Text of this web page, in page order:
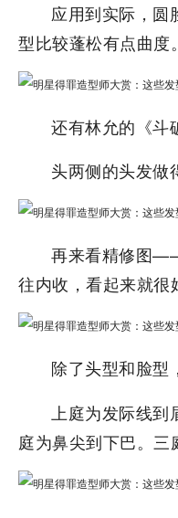
应用到实际，圆
型比较蓬松有点曲度。
还有林允的《斗
头两侧的头发做
再来看精修图
往内收，看起来就很
除了头型和脸型
上庭为发际线
庭为鼻尖到下巴。三